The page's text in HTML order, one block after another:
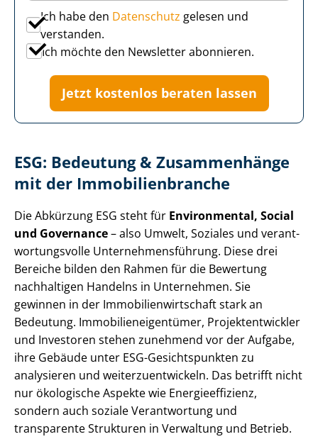
Ich habe den Datenschutz gelesen und
verstanden.
Ich möchte den Newsletter abonnieren.
Jetzt kostenlos beraten lassen
ESG: Bedeutung & Zusammenhänge
mit der Im­mo­bi­li­en­bran­che
Die Abkürzung ESG steht für Environmental, Social
und Governance– also Umwelt, Soziales und ver­ant­
wor­tungs­vol­le Un­ter­neh­mens­füh­rung. Diese drei
Bereiche bilden den Rahmen für die Bewertung
nachhaltigen Handelns in Unternehmen. Sie
gewinnen in der Im­mo­bi­li­en­wirt­schaft stark an
Bedeutung. Im­mo­bi­li­en­ei­gen­tü­mer, Pro­jekt­ent­wick­ler
und Investoren stehen zunehmend vor der Aufgabe,
ihre Gebäude unter ESG-Gesichtspunkten zu
analysieren und wei­ter­zu­ent­wi­ckeln. Das betrifft nicht
nur ökologische Aspekte wie En­er­gie­ef­fi­zi­enz,
sondern auch soziale Verantwortung und
transparente Strukturen in Verwaltung und Betrieb.